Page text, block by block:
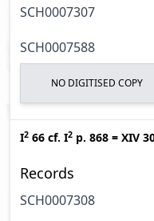
SCH0007307
SCH0007588
NO DIGITISED COPY
I2 66 cf. I2 p. 868 = XIV
Records
SCH0007308